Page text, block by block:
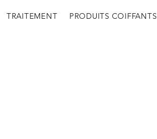
TRAITEMENT PRODUITS COIFFANTS